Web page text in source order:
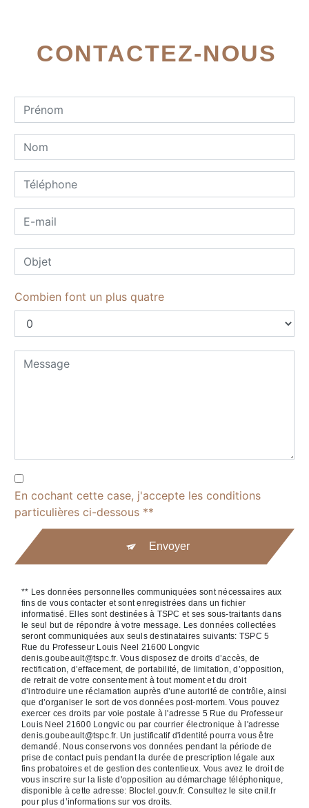
CONTACTEZ-NOUS
Combien font un plus quatre
En cochant cette case, j'accepte les conditions
particulières ci-dessous **
Envoyer
** Les données personnelles communiquées sont nécessaires aux
fins de vous contacter et sont enregistrées dans un fichier
informatisé. Elles sont destinées à TSPC et ses sous-traitants dans
le seul but de répondre à votre message. Les données collectées
seront communiquées aux seuls destinataires suivants: TSPC 5
Rue du Professeur Louis Neel 21600 Longvic
denis.goubeault@tspc.fr. Vous disposez de droits d’accès, de
rectification, d’effacement, de portabilité, de limitation, d’opposition,
de retrait de votre consentement à tout moment et du droit
d’introduire une réclamation auprès d’une autorité de contrôle, ainsi
que d’organiser le sort de vos données post-mortem. Vous pouvez
exercer ces droits par voie postale à l'adresse 5 Rue du Professeur
Louis Neel 21600 Longvic ou par courrier électronique à l'adresse
denis.goubeault@tspc.fr. Un justificatif d'identité pourra vous être
demandé. Nous conservons vos données pendant la période de
prise de contact puis pendant la durée de prescription légale aux
fins probatoires et de gestion des contentieux. Vous avez le droit de
vous inscrire sur la liste d'opposition au démarchage téléphonique,
disponible à cette adresse: Bloctel.gouv.fr. Consultez le site cnil.fr
pour plus d’informations sur vos droits.